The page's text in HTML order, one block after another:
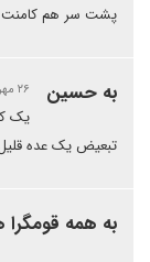
پشت سر هم کامنت
به حسین ۲۶ مهر ۱۴۰۱ | ۱۴:۱۴
یک
تبعیض یک عده
به همه قومگرا